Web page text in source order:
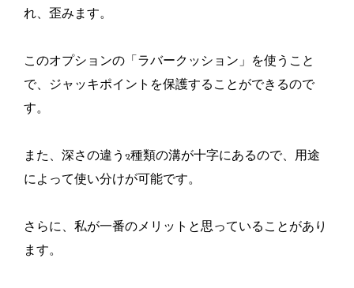
れ、歪みます。
このオプションの「ラバークッション」を使うこと
で、ジャッキポイントを保護することができるので
す。
また、深さの違う2種類の溝が十字にあるので、用途
によって使い分けが可能です。
さらに、私が一番のメリットと思っていることがあり
ます。